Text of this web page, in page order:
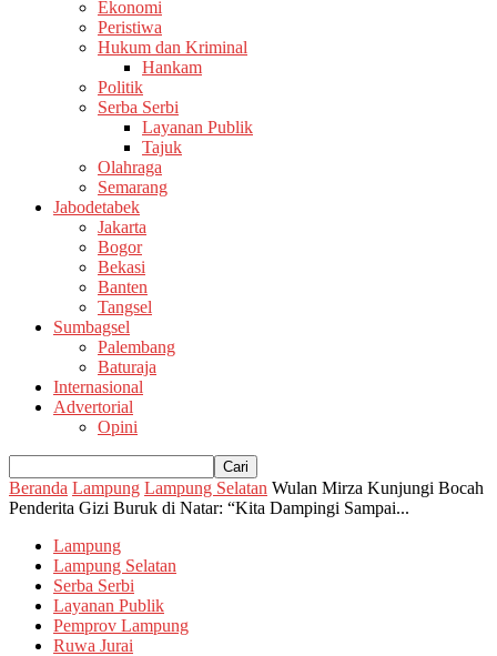
Ekonomi
Peristiwa
Hukum dan Kriminal
Hankam
Politik
Serba Serbi
Layanan Publik
Tajuk
Olahraga
Semarang
Jabodetabek
Jakarta
Bogor
Bekasi
Banten
Tangsel
Sumbagsel
Palembang
Baturaja
Internasional
Advertorial
Opini
Beranda Lampung Lampung Selatan Wulan Mirza Kunjungi Bocah
Penderita Gizi Buruk di Natar: “Kita Dampingi Sampai...
Lampung
Lampung Selatan
Serba Serbi
Layanan Publik
Pemprov Lampung
Ruwa Jurai